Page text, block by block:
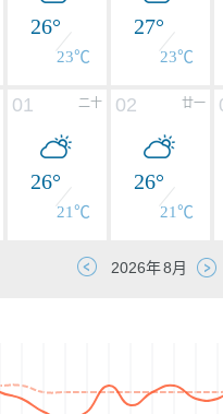
26°
23℃
27°
23℃
二十
01
26°
21℃
廿一
02
26°
21℃